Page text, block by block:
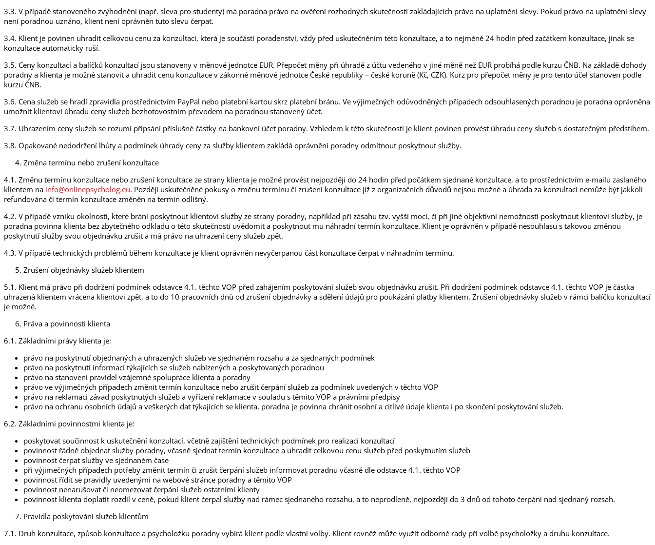
3.3. V případě stanoveného zvýhodnění (např. sleva pro studenty) má poradna právo na ověření rozhodných skutečností zakládajících právo na uplatnění slevy. Pokud právo na uplatnění slevy
není poradnou uznáno, klient není oprávněn tuto slevu čerpat.
3.4. Klient je povinen uhradit celkovou cenu za konzultaci, která je součástí poradenství, vždy před uskutečněním této konzultace, a to nejméně 24 hodin před začátkem konzultace, jinak se
konzultace automaticky ruší.
3.5. Ceny konzultací a balíčků konzultací jsou stanoveny v měnové jednotce EUR. Přepočet měny při úhradě z účtu vedeného v jiné měně než EUR probíhá podle kurzu ČNB. Na základě dohody
poradny a klienta je možné stanovit a uhradit cenu konzultace v zákonné měnové jednotce České republiky – české koruně (Kč, CZK). Kurz pro přepočet měny je pro tento účel stanoven podle
kurzu ČNB.
3.6. Cena služeb se hradí zpravidla prostřednictvím PayPal nebo platební kartou skrz platební bránu. Ve výjimečných odůvodněných případech odsouhlasených poradnou je poradna oprávněna
umožnit klientovi úhradu ceny služeb bezhotovostním převodem na poradnou stanovený účet.
3.7. Uhrazením ceny služeb se rozumí připsání příslušné částky na bankovní účet poradny. Vzhledem k této skutečnosti je klient povinen provést úhradu ceny služeb s dostatečným předstihem.
3.8. Opakované nedodržení lhůty a podmínek úhrady ceny za služby klientem zakládá oprávnění poradny odmítnout poskytnout služby.
Změna termínu nebo zrušení konzultace
4.1. Změnu termínu konzultace nebo zrušení konzultace ze strany klienta je možné provést nejpozději do 24 hodin před počátkem sjednané konzultace, a to prostřednictvím e-mailu zaslaného
klientem na info@onlinepsycholog.eu. Později uskutečněné pokusy o změnu termínu či zrušení konzultace již z organizačních důvodů nejsou možné a úhrada za konzultaci nemůže být jakkoli
refundována či termín konzultace změněn na termín odlišný.
4.2. V případě vzniku okolností, které brání poskytnout klientovi služby ze strany poradny, například při zásahu tzv. vyšší moci, či při jiné objektivní nemožnosti poskytnout klientovi služby, je
poradna povinna klienta bez zbytečného odkladu o této skutečnosti uvědomit a poskytnout mu náhradní termín konzultace. Klient je oprávněn v případě nesouhlasu s takovou změnou
poskytnutí služby svou objednávku zrušit a má právo na uhrazení ceny služeb zpět.
4.3. V případě technických problémů během konzultace je klient oprávněn nevyčerpanou část konzultace čerpat v náhradním termínu.
Zrušení objednávky služeb klientem
5.1. Klient má právo při dodržení podmínek odstavce 4.1. těchto VOP před zahájením poskytování služeb svou objednávku zrušit. Při dodržení podmínek odstavce 4.1. těchto VOP je částka
uhrazená klientem vrácena klientovi zpět, a to do 10 pracovních dnů od zrušení objednávky a sdělení údajů pro poukázání platby klientem. Zrušení objednávky služeb v rámci balíčku konzultací
je možné.
Práva a povinnosti klienta
6.1. Základními právy klienta je:
právo na poskytnutí objednaných a uhrazených služeb ve sjednaném rozsahu a za sjednaných podmínek
právo na poskytnutí informací týkajících se služeb nabízených a poskytovaných poradnou
právo na stanovení pravidel vzájemné spolupráce klienta a poradny
právo ve výjimečných případech změnit termín konzultace nebo zrušit čerpání služeb za podmínek uvedených v těchto VOP
právo na reklamaci závad poskytnutých služeb a vyřízení reklamace v souladu s těmito VOP a právními předpisy
právo na ochranu osobních údajů a veškerých dat týkajících se klienta, poradna je povinna chránit osobní a citlivé údaje klienta i po skončení poskytování služeb.
6.2. Základními povinnostmi klienta je:
poskytovat součinnost k uskutečnění konzultací, včetně zajištění technických podmínek pro realizaci konzultací
povinnost řádně objednat služby poradny, včasně sjednat termín konzultace a uhradit celkovou cenu služeb před poskytnutím služeb
povinnost čerpat služby ve sjednaném čase
při výjimečných případech potřeby změnit termín či zrušit čerpání služeb informovat poradnu včasně dle odstavce 4.1. těchto VOP
povinnost řídit se pravidly uvedenými na webové stránce poradny a těmito VOP
povinnost nenarušovat či neomezovat čerpání služeb ostatními klienty
povinnost klienta doplatit rozdíl v ceně, pokud klient čerpal služby nad rámec sjednaného rozsahu, a to neprodleně, nejpozději do 3 dnů od tohoto čerpání nad sjednaný rozsah.
Pravidla poskytování služeb klientům
7.1. Druh konzultace, způsob konzultace a psycholožku poradny vybírá klient podle vlastní volby. Klient rovněž může využít odborné rady při volbě psycholožky a druhu konzultace.